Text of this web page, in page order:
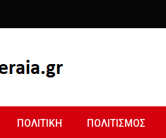
ΠΟΛΙΤΙΚΗ ΠΟΛΙΤΙΣΜΟΣ